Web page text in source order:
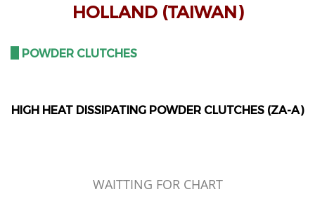
HOLLAND (TAIWAN)
POWDER CLUTCHES
HIGH HEAT DISSIPATING POWDER CLUTCHES (ZA-A)
WAITTING FOR CHART